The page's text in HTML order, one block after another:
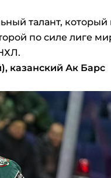
талант, который
по силе лиге
казанский Ак Барс